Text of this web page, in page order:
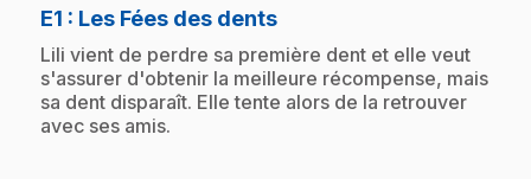
E1 : Les Fées des dents.
.Lili vient de perdre sa première dent et elle veut
s'assurer d'obtenir la meilleure récompense, mais
sa dent disparaît. Elle tente alors de la retrouver
avec ses amis.